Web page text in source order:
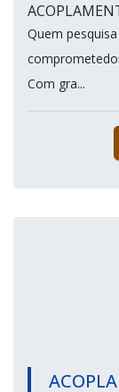
Quem
Com gra...